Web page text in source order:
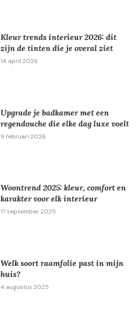
Kleur trends interieur 2026: dit
zijn de tinten die je overal ziet
14 april 2026
Upgrade je badkamer met een
regendouche die elke dag luxe voelt
9 februari 2026
Woontrend 2025: kleur, comfort en
karakter voor elk interieur
17 september 2025
Welk soort raamfolie past in mijn
huis?
4 augustus 2025